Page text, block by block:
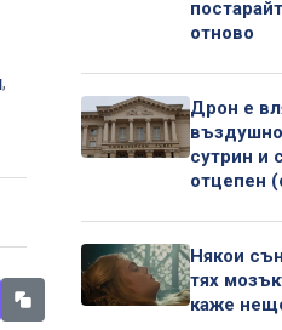
,
отново
Дрон е
сутрин и
отцепен
Някои
тях
каже